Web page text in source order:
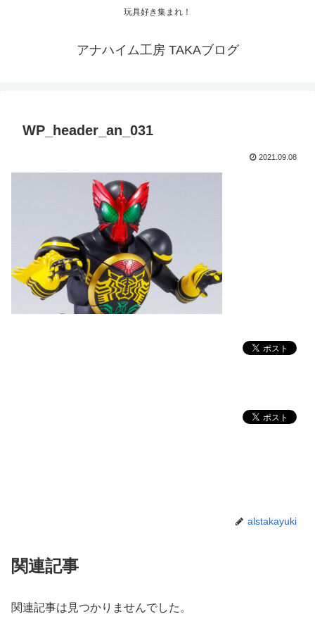
玩具好き集まれ！
アナハイム工房 TAKAブログ
WP_header_an_031
2021.09.08
alstakayuki
関連記事
関連記事は見つかりませんでした。